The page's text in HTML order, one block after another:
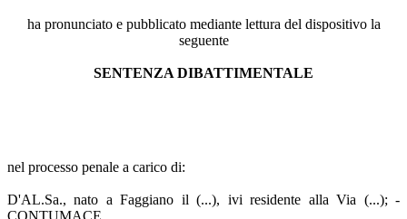
ha pronunciato e pubblicato mediante lettura del dispositivo la
seguente
SENTENZA DIBATTIMENTALE
nel processo penale a carico di:
D'AL.Sa., nato a Faggiano il (...), ivi residente alla Via (...); -
CONTUMACE